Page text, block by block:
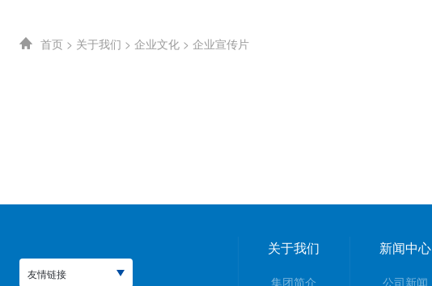
首页 > 关于我们 > 企业文化 > 企业宣传片
友情链接
关于我们
集团简介
新闻中心
公司新闻